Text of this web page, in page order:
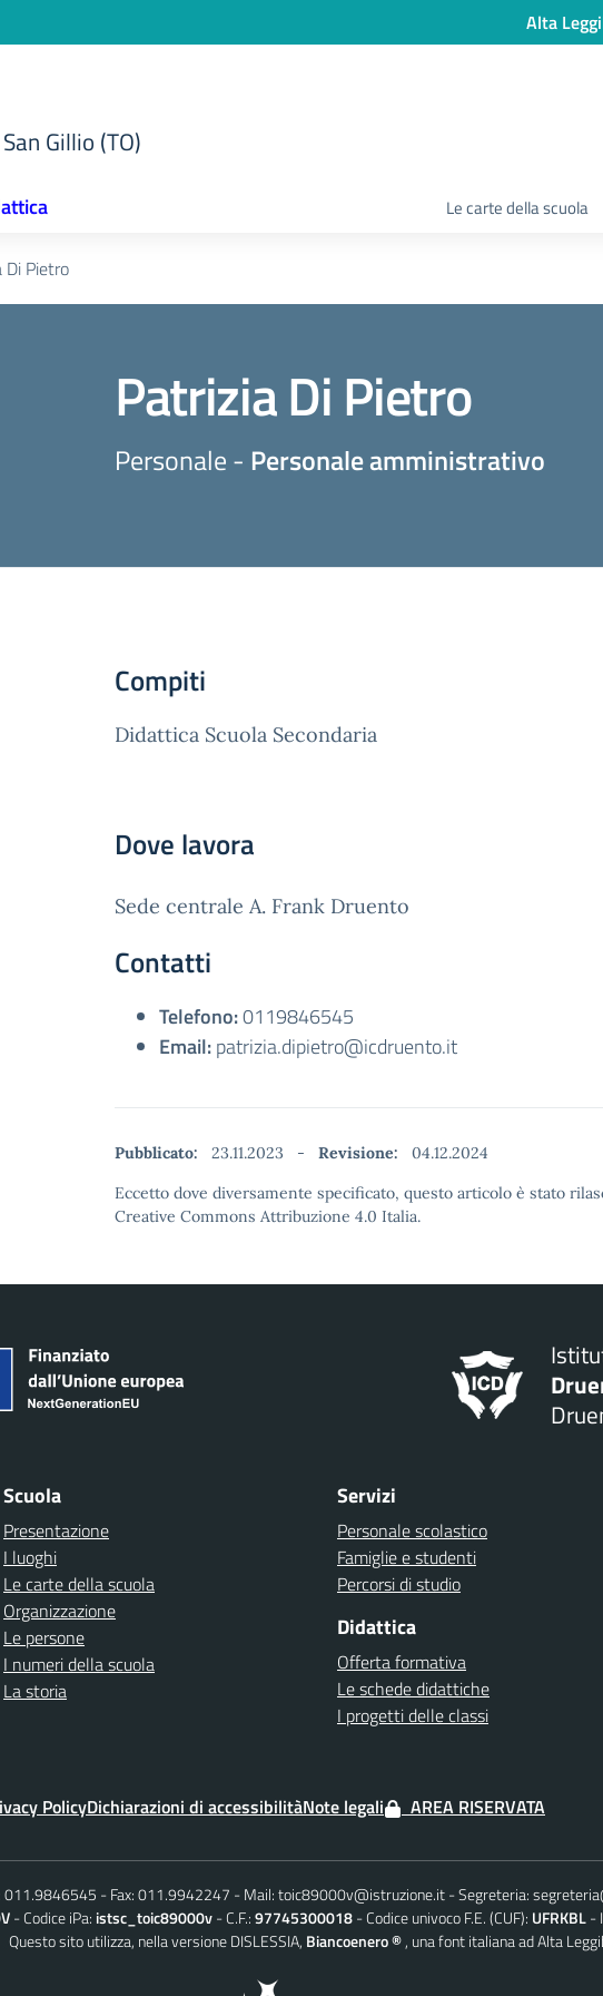
Alta
Gillio (TO)
Le carte della scuola
Di Pietro
Patrizia Di Pietro
Personale - Personale amministrativo
Compiti
Didattica Scuola Secondaria
Dove lavora
Sede centrale A. Frank Druento
Contatti
Telefono:0119846545
Email:patrizia.dipietro@icdruento.it
Pubblicato: 23.11.2023 - Revisione:
04.12.2024
Eccetto dove diversamente specificato, questo articolo è stato
Creative Commons Attribuzione 4.0 Italia.
Scuola
Presentazione
I luoghi
Le carte della scuola
Organizzazione
Le persone
I numeri della scuola
La storia
Servizi
Personale scolastico
Famiglie e studenti
Percorsi di studio
Didattica
Offerta formativa
Le schede didattiche
I progetti delle classi
PolicyDichiarazioni di accessibilitàNote legali AREA RISERVATA
011.9846545 Fax: 011.9942247 Mail:toic89000v@istruzione.it Segreteria:
Codice iPa: istsc_toic89000v C.F.:97745300018 Codice univoco F.E. (CUF): UFRKBL
Questo sito utilizza, nella versione DISLESSIA, Biancoenero ® , una font italiana ad Alta